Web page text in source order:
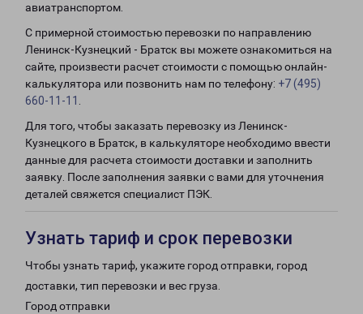
авиатранспортом.
С примерной стоимостью перевозки по направлению
Ленинск-Кузнецкий - Братск вы можете ознакомиться на
сайте, произвести расчет стоимости с помощью онлайн-
калькулятора или позвонить нам по телефону: +7 (495)
660-11-11
Для того, чтобы заказать перевозку из Ленинск-
Кузнецкого в Братск, в калькуляторе необходимо ввести
данные для расчета стоимости доставки и заполнить
заявку. После заполнения заявки с вами для уточнения
деталей свяжется специалист ПЭК.
Узнать тариф и срок перевозки
Чтобы узнать тариф, укажите город отправки, город
доставки, тип перевозки и вес груза.
Город отправки